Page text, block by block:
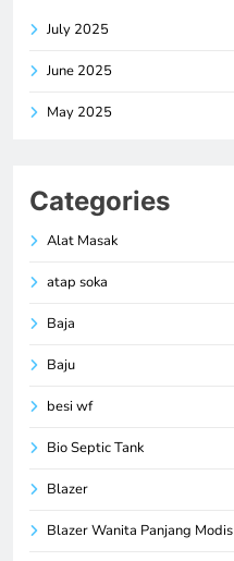
July 2025
June 2025
May 2025
Categories
Alat Masak
atap soka
Baja
Baju
besi wf
Bio Septic Tank
Blazer
Blazer Wanita Panjang Modis